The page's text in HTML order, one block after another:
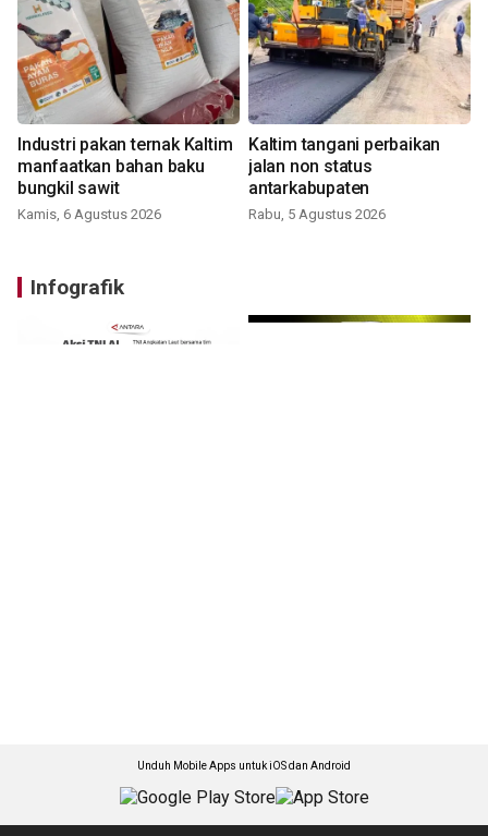
Industri pakan ternak Kaltim
manfaatkan bahan baku
bungkil sawit
Kamis, 6 Agustus 2026
Kaltim tangani perbaikan
jalan non status
antarkabupaten
Rabu, 5 Agustus 2026
Infografik
Unduh Mobile Apps untuk iOS dan Android